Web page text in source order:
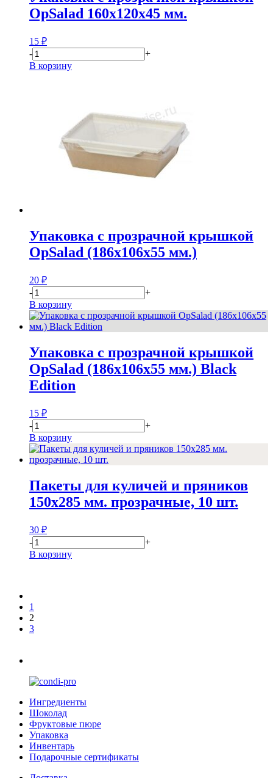
OpSalad 160x120x45 мм.
15 ₽
-
+
В корзину
Упаковка с прозрачной крышкой
OpSalad (186х106х55 мм.)
20 ₽
-
+
В корзину
Упаковка с прозрачной крышкой
OpSalad (186х106х55 мм.) Black
Edition
15 ₽
-
+
В корзину
Пакеты для куличей и пряников
150х285 мм. прозрачные, 10 шт.
30 ₽
-
+
В корзину
1
2
3
Ингредиенты
Шоколад
Фруктовые пюре
Упаковка
Инвентарь
Подарочные сертификаты